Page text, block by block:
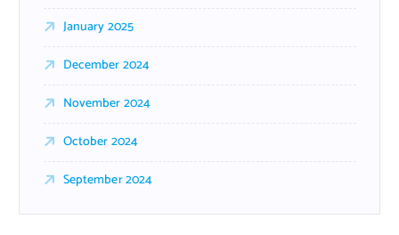
January 2025
December 2024
November 2024
October 2024
September 2024